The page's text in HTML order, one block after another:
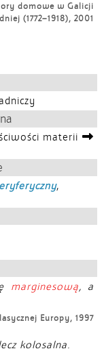
domowe w Galicji
(1772–1918), 2001
materii
,
marginesową, a
Europy, 1997
kolosalna.